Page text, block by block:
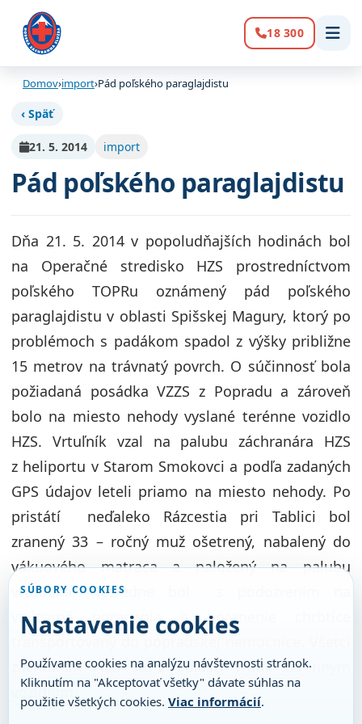
Volanie:
18 300
Domov›import›Pád poľského paraglajdistu
‹ Späť
21. 5. 2014 import
Pád poľského paraglajdistu
Dňa 21. 5. 2014 v popoludňajších hodinách bol
na Operačné stredisko HZS prostredníctvom
poľského TOPRu oznámený pád poľského
paraglajdistu v oblasti Spišskej Magury, ktorý po
problémoch s padákom spadol z výšky približne
15 metrov na trávnatý povrch. O súčinnosť bola
požiadaná posádka VZZS z Popradu a zároveň
bolo na miesto nehody vyslané terénne vozidlo
HZS. Vrtuľník vzal na palubu záchranára HZS
z heliportu v Starom Smokovci a podľa zadaných
GPS údajov leteli priamo na miesto nehody. Po
pristátí neďaleko Rázcestia pri Tablici bol
zranený 33 – ročný muž ošetrený, nabalený do
vákuového matraca a naložený na palubu
vrtuľníka. Následne bol s podozrením na
vnútorné poranenia a poranenie chrbtice
záchranári HZS sa z oblasti vrátili terénnym
vozidlom.
SÚBORY COOKIES
Nastavenie cookies
Používame cookies na analýzu návštevnosti stránok.
Kliknutím na "Akceptovať všetky" dávate súhlas na
použitie všetkých cookies. Viac informácií.